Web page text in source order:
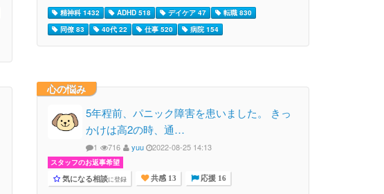
精神科 1432 ADHD 518 デイケア 47
転職 830
同僚 83
40代 22 仕事 520 病院 154
心の悩み
5年程前、パニック障害を患いました。 きっ
かけは高2の時、通…
1 716 yuu 2022-08-25 14:13
スタッフのお返事希望
気になる相談に登録 共感 13 応援 16